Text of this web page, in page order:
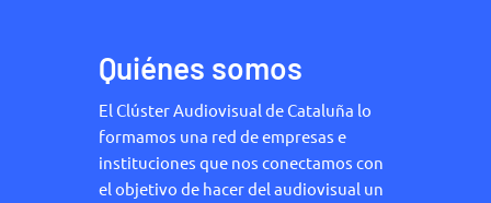
Quiénes somos
El Clúster Audiovisual de Cataluña lo
formamos una red de empresas e
instituciones que nos conectamos con
el objetivo de hacer del audiovisual un